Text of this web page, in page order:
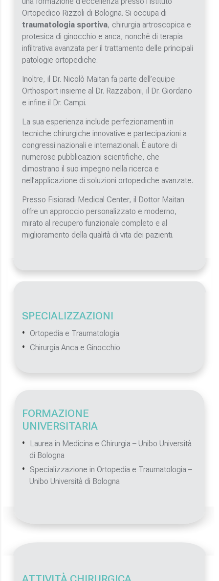
Ortopedico Rizzoli di Bologna. Si occupa di
traumatologia sportiva, chirurgia artroscopica e
protesica di ginocchio e anca, nonché di terapia
infiltrativa avanzata per il trattamento delle principali
patologie ortopediche.
Inoltre, il Dr. Nicolò Maitan fa parte dell’equipe
Orthosport insieme al Dr. Razzaboni, il Dr. Giordano
e infine il Dr. Campi.
La sua esperienza include perfezionamenti in
tecniche chirurgiche innovative e partecipazioni a
congressi nazionali e internazionali. È autore di
numerose pubblicazioni scientifiche, che
dimostrano il suo impegno nella ricerca e
nell’applicazione di soluzioni ortopediche avanzate.
Presso Fisioradi Medical Center, il Dottor Maitan
offre un approccio personalizzato e moderno,
mirato al recupero funzionale completo e al
miglioramento della qualità di vita dei pazienti.
SPECIALIZZAZIONI
Ortopedia e Traumatologia
Chirurgia Anca e Ginocchio
FORMAZIONE
UNIVERSITARIA
Laurea in Medicina e Chirurgia – Unibo Università
di Bologna
Specializzazione in Ortopedia e Traumatologia –
Unibo Università di Bologna